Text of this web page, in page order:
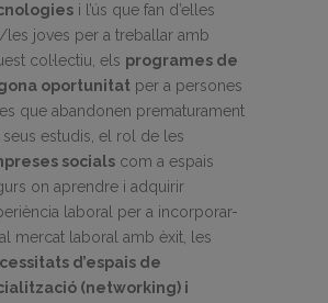
i l’ús que fan d’elles
les joves per a treballar amb
col·lectiu, els programes de
oportunitat per a persones
que abandonen prematurament
estudis, el rol de les
socials com a espais
on aprendre i adquirir
laboral per a incorporar-
mercat laboral amb èxit, les
d’espais de
(networking) i